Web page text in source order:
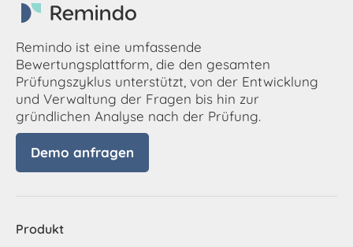
Remindo ist eine umfassende
Bewertungsplattform, die den gesamten
Prüfungszyklus unterstützt, von der Entwicklung
und Verwaltung der Fragen bis hin zur
gründlichen Analyse nach der Prüfung.
Demo anfragen
Produkt